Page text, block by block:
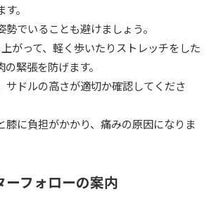
。
勢でいることも避けましょう。
がって、軽く歩いたりストレッチをした
緊張を防げます。
サドルの高さが適切か確認してくださ
膝に負担がかかり、痛みの原因になりま
フォローの案内